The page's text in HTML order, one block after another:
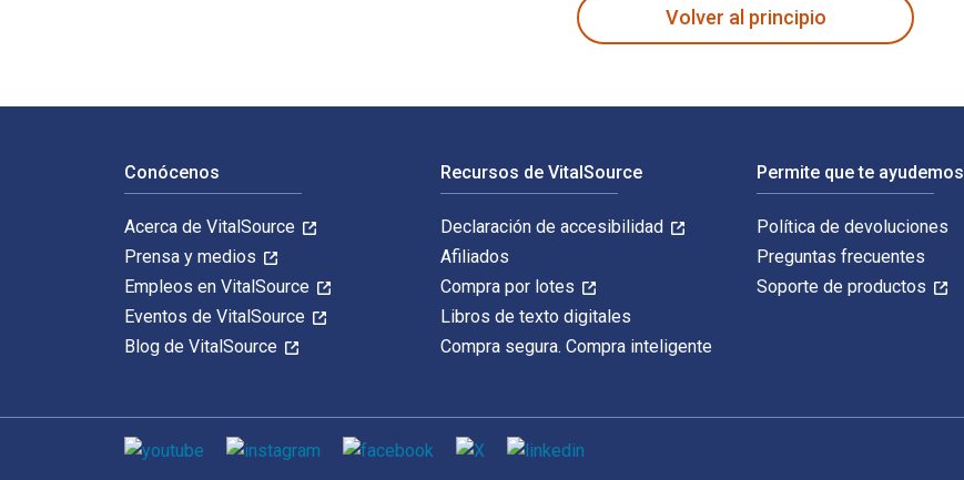
Volver al principio
Conócenos
Acerca de VitalSource
Prensa y medios
Empleos en VitalSource
Eventos de VitalSource
Blog de VitalSource
Recursos de VitalSource
Declaración de accesibilidad
Afiliados
Compra por lotes
Libros de texto digitales
Compra segura. Compra inteligente
Permite que te ayudemos
Política de devoluciones
Preguntas frecuentes
Soporte de productos
Medios de comunicación social